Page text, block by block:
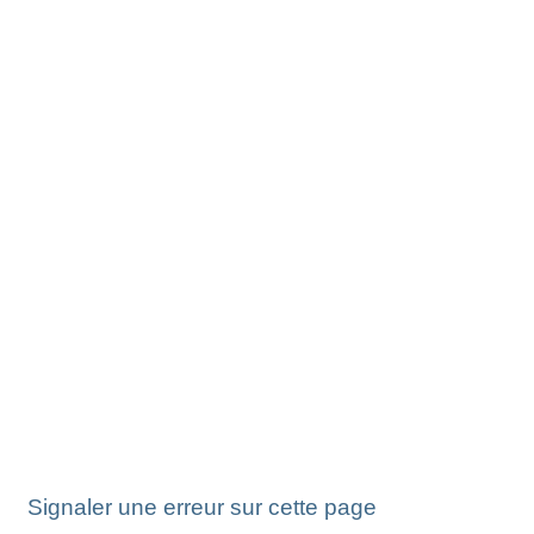
Signaler une erreur sur cette page